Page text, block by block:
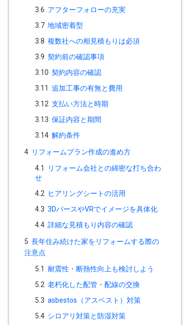
3.6 アフターフォローの充実
3.7 地域密着型
3.8 複数社への相見積もりは必須
3.9 契約前の確認事項
3.10 契約内容の確認
3.11 追加工事の有無と費用
3.12 支払い方法と時期
3.13 保証内容と期間
3.14 解約条件
4 リフォームプラン作成の進め方
4.1
リフォーム会社との綿密な打ち合わ
せ
4.2 ヒアリングシートの活用
4.3 3DパースやVRでイメージを具体化
4.4 詳細な見積もり内容の確認
5 長年住み続けた家をリフォームする際の
注意点
5.1 耐震性・断熱性向上も検討しよう
5.2 老朽化した配管・配線の交換
5.3 asbestos（アスベスト）対策
5.4 シロアリ対策と防湿対策